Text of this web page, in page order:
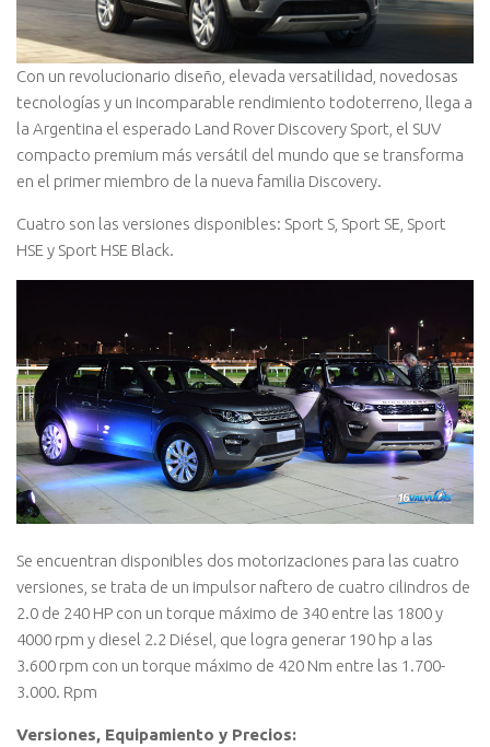
Con un revolucionario diseño, elevada versatilidad, novedosas
tecnologías y un incomparable rendimiento todoterreno, llega a
la Argentina el esperado Land Rover Discovery Sport, el SUV
compacto premium más versátil del mundo que se transforma
en el primer miembro de la nueva familia Discovery.
Cuatro son las versiones disponibles: Sport S, Sport SE, Sport
HSE y Sport HSE Black.
Se encuentran disponibles dos motorizaciones para las cuatro
versiones, se trata de un impulsor naftero de cuatro cilindros de
2.0 de 240 HP con un torque máximo de 340 entre las 1800 y
4000 rpm y diesel 2.2 Diésel, que logra generar 190 hp a las
3.600 rpm con un torque máximo de 420 Nm entre las 1.700-
3.000. Rpm
Versiones, Equipamiento y Precios: